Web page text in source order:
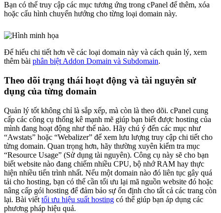
Bạn có thể truy cập các mục tương ứng trong cPanel để thêm, xóa
hoặc cấu hình chuyển hướng cho từng loại domain này.
Để hiểu chi tiết hơn về các loại domain này và cách quản lý, xem
thêm bài phân biệt Addon Domain và Subdomain.
Theo dõi trạng thái hoạt động và tài nguyên sử
dụng của từng domain
Quản lý tốt không chỉ là sắp xếp, mà còn là theo dõi. cPanel cung
cấp các công cụ thống kê mạnh mẽ giúp bạn biết được hosting của
mình đang hoạt động như thế nào. Hãy chú ý đến các mục như
“Awstats” hoặc “Webalizer” để xem lưu lượng truy cập chi tiết cho
từng domain. Quan trọng hơn, hãy thường xuyên kiểm tra mục
“Resource Usage” (Sử dụng tài nguyên). Công cụ này sẽ cho bạn
biết website nào đang chiếm nhiều CPU, bộ nhớ RAM hay thực
hiện nhiều tiến trình nhất. Nếu một domain nào đó liên tục gây quá
tải cho hosting, bạn có thể cần tối ưu lại mã nguồn website đó hoặc
nâng cấp gói hosting để đảm bảo sự ổn định cho tất cả các trang còn
lại. Bài viết tối ưu hiệu suất hosting có thể giúp bạn áp dụng các
phương pháp hiệu quả.